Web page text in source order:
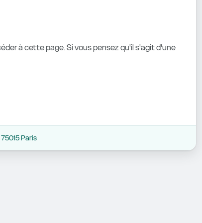
à cette page. Si vous pensez qu'il s'agit d'une
Paris